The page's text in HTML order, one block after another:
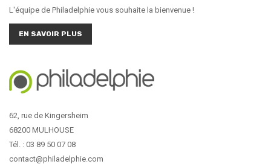
L'équipe de Philadelphie vous souhaite la bienvenue !
EN SAVOIR PLUS
62, rue de Kingersheim
68200 MULHOUSE
Tél. : 03 89 50 07 08
contact@philadelphie.com